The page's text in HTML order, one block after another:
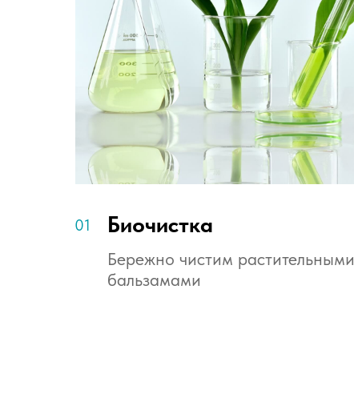
Биочистка
Бережно чистим растительными
бальзамами
01